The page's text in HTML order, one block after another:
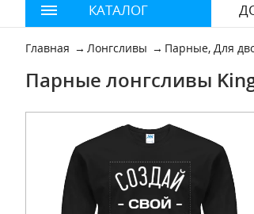
КАТАЛОГ
Главная Лонгсливы Парные, Для
Парные лонгсливы